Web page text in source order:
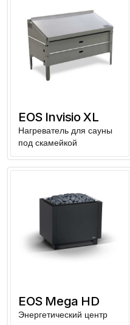
EOS Invisio XL
Нагреватель для сауны
под скамейкой
EOS Mega HD
Энергетический центр